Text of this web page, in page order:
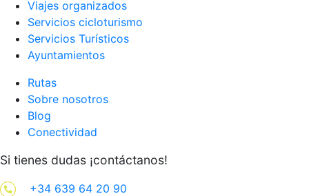
Viajes organizados
Servicios cicloturismo
Servicios Turísticos
Ayuntamientos
Rutas
Sobre nosotros
Blog
Conectividad
Si tienes dudas ¡contáctanos!
+34 639 64 20 90